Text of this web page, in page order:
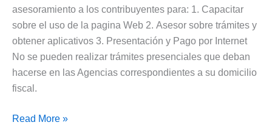
asesoramiento a los contribuyentes para: 1. Capacitar
sobre el uso de la pagina Web 2. Asesor sobre trámites y
obtener aplicativos 3. Presentación y Pago por Internet
No se pueden realizar trámites presenciales que deban
hacerse en las Agencias correspondientes a su domicilio
fiscal.
AFIP
Read More »